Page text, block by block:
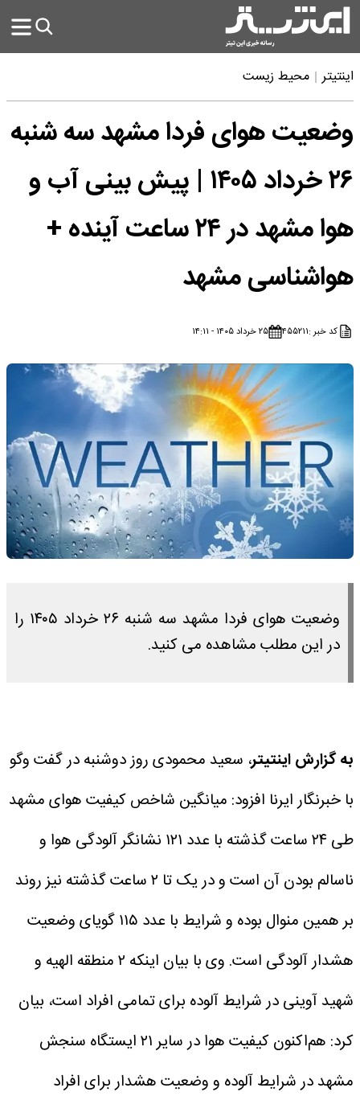
اینتیتر محیط زیست
وضعیت هوای فردا مشهد سه شنبه
۲۶ خرداد ۱۴۰۵ | پیش بینی آب و
هوا مشهد در ۲۴ ساعت آینده +
هواشناسی مشهد
کد خبر :۴۵۵۲۱۱ ۲۵ خرداد ۱۴۰۵ - ۱۴:۱۱
وضعیت هوای فردا مشهد سه شنبه ۲۶ خرداد ۱۴۰۵ را
در این مطلب مشاهده می کنید.
به گزارش اینتیتر، سعید محمودی روز دوشنبه در گفت وگو
با خبرنگار ایرنا افزود: میانگین شاخص کیفیت هوای مشهد
طی ۲۴ ساعت گذشته با عدد ۱۲۱ نشانگر آلودگی هوا و
ناسالم بودن آن است و در یک تا ۲ ساعت گذشته نیز روند
بر همین منوال بوده و شرایط با عدد ۱۱۵ گویای وضعیت
هشدار آلودگی است.
وی با بیان اینکه ۲ منطقه الهیه و
شهید آوینی در شرایط آلوده برای تمامی افراد است، بیان
کرد: هم‌اکنون کیفیت هوا در سایر ۲۱ ایستگاه سنجش
مشهد در شرایط آلوده و وضعیت هشدار برای افراد